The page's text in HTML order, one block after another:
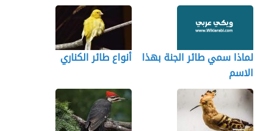
لماذا سمي طائر الجنة بهذا
الاسم
أنواع طائر الكناري